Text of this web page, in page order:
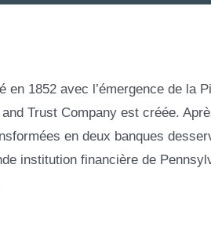
1852 avec l’émergence de la
Trust Company est créée.
en deux banques
institution financière de